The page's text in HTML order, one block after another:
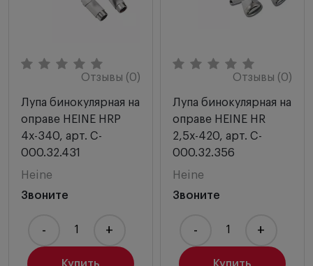
Отзывы (0)
Лупа бинокулярная на
оправе HEINE HRP
4х-340, арт. C-
000.32.431
Heine
Звоните
- +
Отзывы (0)
Лупа бинокулярная на
оправе HEINE HR
2,5х-420, арт. C-
000.32.356
Heine
Звоните
- +